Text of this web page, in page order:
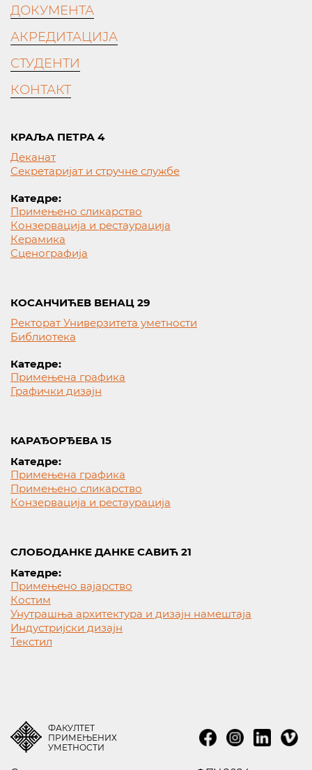
ДОКУМЕНТА
АКРЕДИТАЦИЈА
СТУДЕНТИ
КОНТАКТ
КРАЉА ПЕТРА 4
Деканат
Секретаријат и стручне службе
Катедре:
Примењено сликарство
Конзервација и рестаурација
Керамика
Сценографија
КОСАНЧИЋЕВ ВЕНАЦ 29
Ректорат Универзитета уметности
Библиотека
Катедре:
Примењена графика
Графички дизајн
КАРАЂОРЂЕВА 15
Катедре:
Примењена графика
Примењено сликарство
Конзервација и рестаурација
СЛОБОДАНКЕ ДАНКЕ САВИЋ 21
Катедре:
Примењено вајарство
Костим
Унутрашња архитектура и дизајн намештаја
Индустријски дизајн
Текстил
ФАКУЛТЕТ
ПРИМЕЊЕНИХ
УМЕТНОСТИ